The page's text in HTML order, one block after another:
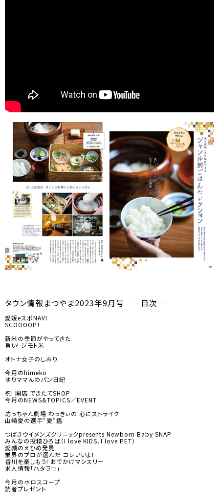
タウン情報まつやま2023年9月号 ─目次─
愛媛eスポNAVI
SCOOOOP！
新米の季節がやってきた
旨い! ジモト米
オトナ女子のしおり
今月のhimeko
ゆりママんのパン日記
祝! 開店 できたてSHOP
今月のNEWS&TOPICS／EVENT
坊っちゃん劇場 わっきぃの 心にストライク
山崎愛の選手“愛”鑑
つばきウイメンズクリニックpresents Newborn Baby SNAP
みんなの投稿ひろば（I love KIDS、I love PET）
愛顔のえひめ発見
業界のプロが選んだ コレいいよ!
香川を楽しもう! おでかけマンスリー
求人情報「ハタラコ」
今月のホロスコープ
読者プレゼント